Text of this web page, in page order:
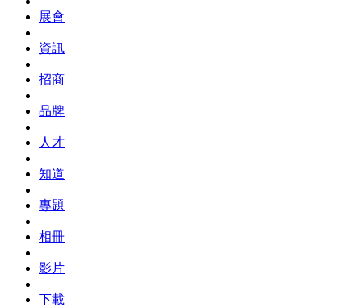
展會
|
資訊
|
招商
|
品牌
|
人才
|
知道
|
專題
|
相冊
|
影片
|
下載